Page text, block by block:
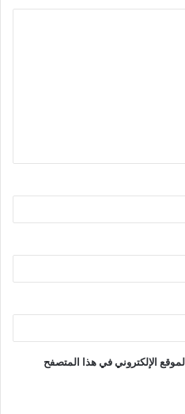
الإلكتروني في هذا المتصفح